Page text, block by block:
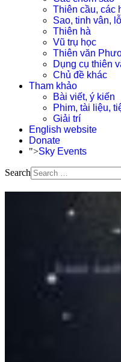
Thiên cầu, các
Sao, tinh vân,
Thiên hà
Vũ trụ học
Thiên văn
Dụng cụ thiên
Chủ đề khác
Tham khảo
Bài viết, ý kiến
Phim, tài liệu,
Giải trí
English website
Donate
">Sky Events
Search